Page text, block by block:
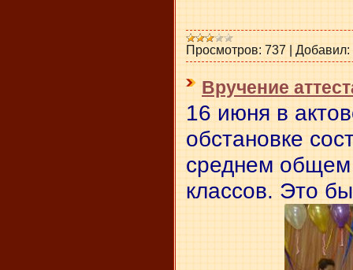
Просмотров: 737 | Добавил:
Вручение
16 июня в
обстановке
среднем
классов. Это